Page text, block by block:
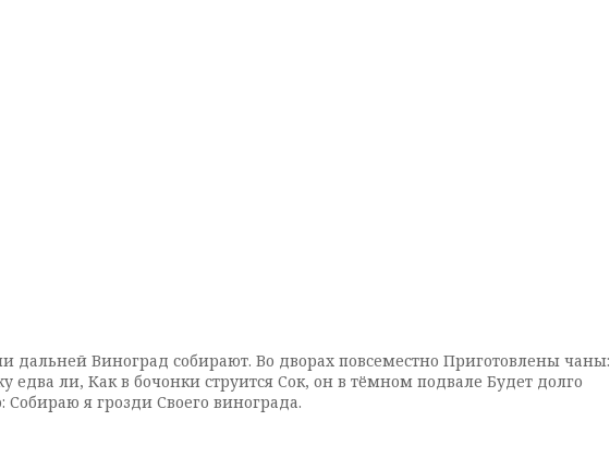
Виноград собирают. Во дворах повсеместно Приготовлены чаны:
ли, Как в бочонки струится Сок, он в тёмном подвале Будет долго
я грозди Своего винограда.